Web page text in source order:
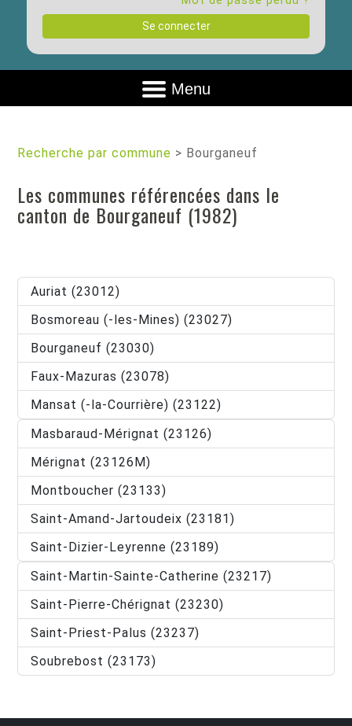
Se connecter
Menu
Recherche par commune > Bourganeuf
Les communes référencées dans le
canton de Bourganeuf (1982)
Auriat (23012)
Bosmoreau (-les-Mines) (23027)
Bourganeuf (23030)
Faux-Mazuras (23078)
Mansat (-la-Courrière) (23122)
Masbaraud-Mérignat (23126)
Mérignat (23126M)
Montboucher (23133)
Saint-Amand-Jartoudeix (23181)
Saint-Dizier-Leyrenne (23189)
Saint-Martin-Sainte-Catherine (23217)
Saint-Pierre-Chérignat (23230)
Saint-Priest-Palus (23237)
Soubrebost (23173)